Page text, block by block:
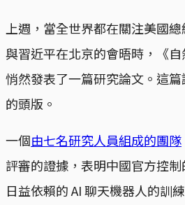
上週，當全世界都在關注美國總
與習近平在北京的會晤時，《
悄然發表了一篇研究論文。這
的頭版。
一個由七名研究人員組成的團隊
評審的證據，表明中國官方控
日益依賴的 AI 聊天機器人的訓